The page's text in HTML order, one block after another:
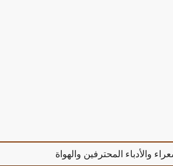
والأدباء المحترفين والهواة